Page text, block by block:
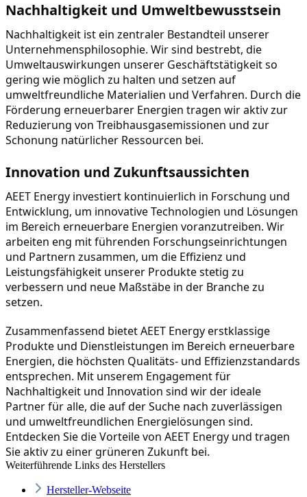
Nachhaltigkeit und Umweltbewusstsein
Nachhaltigkeit ist ein zentraler Bestandteil unserer
Unternehmensphilosophie. Wir sind bestrebt, die
Umweltauswirkungen unserer Geschäftstätigkeit so
gering wie möglich zu halten und setzen auf
umweltfreundliche Materialien und Verfahren. Durch die
Förderung erneuerbarer Energien tragen wir aktiv zur
Reduzierung von Treibhausgasemissionen und zur
Schonung natürlicher Ressourcen bei.
Innovation und Zukunftsaussichten
AEET Energy investiert kontinuierlich in Forschung und
Entwicklung, um innovative Technologien und Lösungen
im Bereich erneuerbare Energien voranzutreiben. Wir
arbeiten eng mit führenden Forschungseinrichtungen
und Partnern zusammen, um die Effizienz und
Leistungsfähigkeit unserer Produkte stetig zu
verbessern und neue Maßstäbe in der Branche zu
setzen.
Zusammenfassend bietet AEET Energy erstklassige
Produkte und Dienstleistungen im Bereich erneuerbare
Energien, die höchsten Qualitäts- und Effizienzstandards
entsprechen. Mit unserem Engagement für
Nachhaltigkeit und Innovation sind wir der ideale
Partner für alle, die auf der Suche nach zuverlässigen
und umweltfreundlichen Energielösungen sind.
Entdecken Sie die Vorteile von AEET Energy und tragen
Sie aktiv zu einer grüneren Zukunft bei.
Weiterführende Links des Herstellers
Hersteller-Webseite